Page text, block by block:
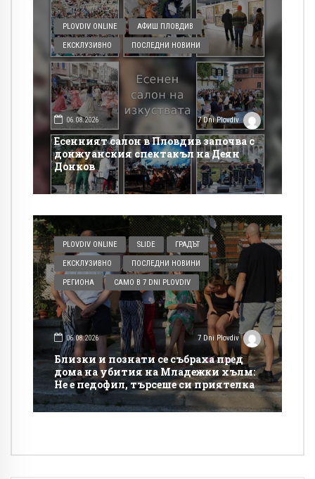
PLOVDIV ONLINE АФИШ ПЛОВДИВ
ЕКСКЛУЗИВНО ПОСЛЕДНИ НОВИНИ
06.08.2026 7 Dni Plovdiv
Есенният салон в Пловдив започва с
донжуанския спектакъл на Деян
Донков
PLOVDIV ONLINE SLIDE ГРАДЪТ
ЕКСКЛУЗИВНО ПОСЛЕДНИ НОВИНИ
РЕГИОНА САМО В 7 DNI PLOVDIV
06.08.2026 7 Dni Plovdiv
Близки и познати се събраха пред
дома на убития на Младежки хълм:
Не е педофил, търсеше си приятелка